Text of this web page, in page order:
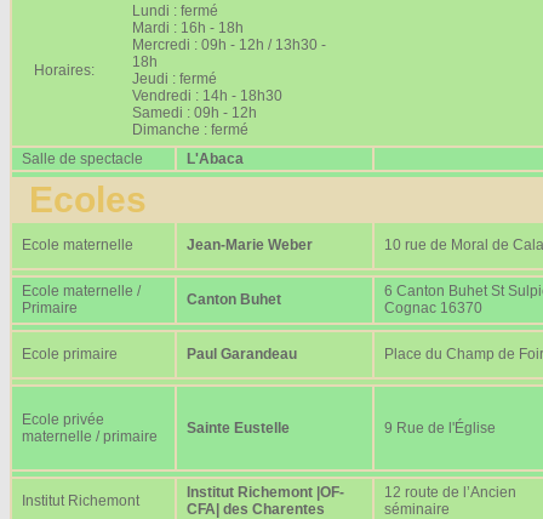
Horaires:
Lundi : fermé
Mardi : 16h - 18h
Mercredi : 09h - 12h / 13h30 -
18h
Jeudi : fermé
Vendredi : 14h - 18h30
Samedi : 09h - 12h
Dimanche : fermé
Salle de spectacle
L'Abaca
Ecoles
Ecole maternelle Jean-Marie Weber 10 rue de Moral de
Ecole maternelle /
Primaire
Canton Buhet
6 Canton Buhet St
Cognac 16370
Ecole primaire Paul Garandeau Place du Champ de
Ecole privée
maternelle / primaire
Sainte Eustelle 9 Rue de l'Église
Institut Richemont
Institut Richemont |OF-
CFA| des Charentes
12 route de l’Ancien
séminaire